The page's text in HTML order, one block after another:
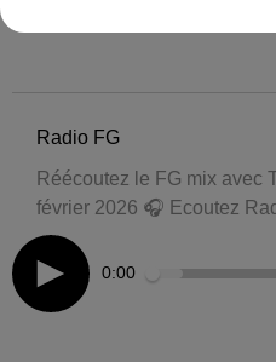
Radio FG
Réécoutez le FG mix avec
février 2026 🎧 Ecoutez
0:00